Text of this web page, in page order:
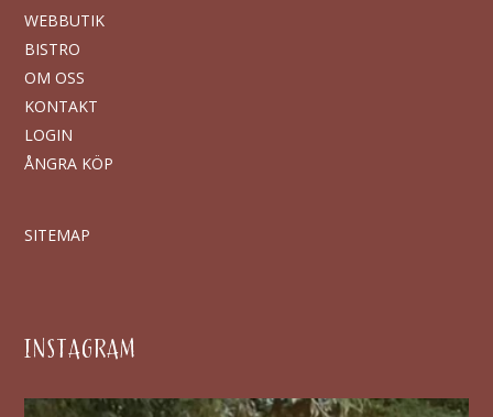
WEBBUTIK
BISTRO
OM OSS
KONTAKT
LOGIN
ÅNGRA KÖP
SITEMAP
INSTAGRAM